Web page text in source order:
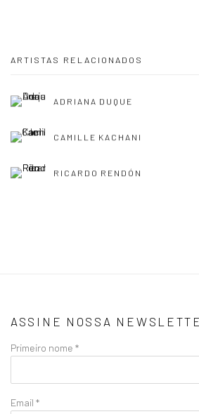
ARTISTAS RELACIONADOS
ADRIANA DUQUE
CAMILLE KACHANI
RICARDO RENDÓN
ASSINE NOSSA
Primeiro nome *
Email *